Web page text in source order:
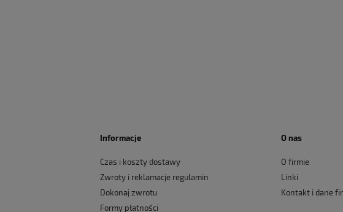
Informacje
Czas i koszty dostawy
Zwroty i reklamacje regulamin
Dokonaj zwrotu
Formy płatności
O nas
O firmie
Linki
Kontakt i dane